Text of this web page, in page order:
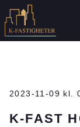
2023-11-09 kl.
K-FAST